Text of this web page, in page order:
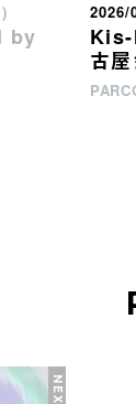
by
2026/
古